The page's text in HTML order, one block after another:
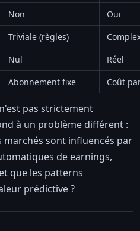
Non
Oui
Triviale (règles)
Nul
Réel
Abonnement fixe Coût
pas strictement
à un problème différent :
sont influencés par
de earnings,
que les patterns
prédictive ?